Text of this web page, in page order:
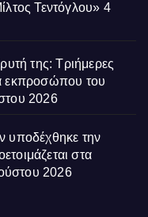
Τεντόγλου» 4
της: Τριήμερες
εκπροσώπου του
2026
υποδέχθηκε την
στα
2026